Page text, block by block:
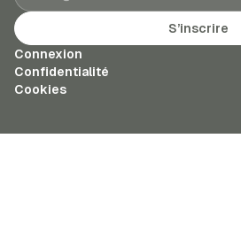
S’inscrire
Connexion
Confidentialité
Cookies